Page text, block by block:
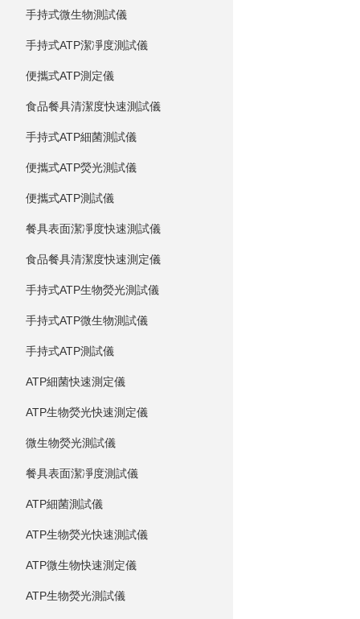
手持式微生物測試儀
手持式ATP潔凈度測試儀
便攜式ATP測定儀
食品餐具清潔度快速測試儀
手持式ATP細菌測試儀
便攜式ATP熒光測試儀
便攜式ATP測試儀
餐具表面潔凈度快速測試儀
食品餐具清潔度快速測定儀
手持式ATP生物熒光測試儀
手持式ATP微生物測試儀
手持式ATP測試儀
ATP細菌快速測定儀
ATP生物熒光快速測定儀
微生物熒光測試儀
餐具表面潔凈度測試儀
ATP細菌測試儀
ATP生物熒光快速測試儀
ATP微生物快速測定儀
ATP生物熒光測試儀